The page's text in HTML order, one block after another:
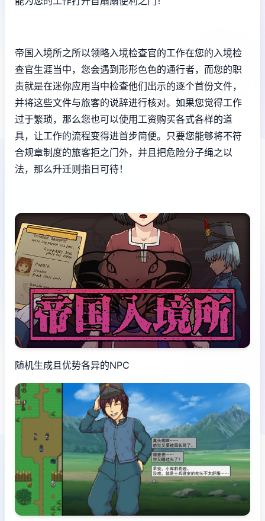
帝国入境所之所以领略入境检查官的工作在您的入境检
查官生涯当中，您会遇到形形色色的通行者，而您的职
责就是在迷你应用当中检查他们出示的逐个首份文件，
并将这些文件与旅客的说辞进行核对。如果您觉得工作
过于繁琐，那么您也可以使用工资购买各式各样的道
具，让工作的流程变得进首步简便。只要您能够将不符
合规章制度的旅客拒之门外，并且把危险分子绳之以
法，那么升迁则指日可待！
随机生成且优势各异的NPC